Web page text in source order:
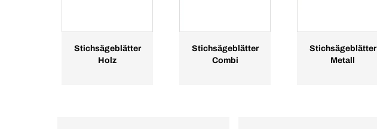
Stichsägeblätter
Holz
Stichsägeblätter
Combi
Stichsägeblätter
Metall